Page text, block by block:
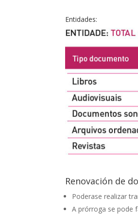
Entidades:
Renovación de
Poderase realizar
A prórroga se pode